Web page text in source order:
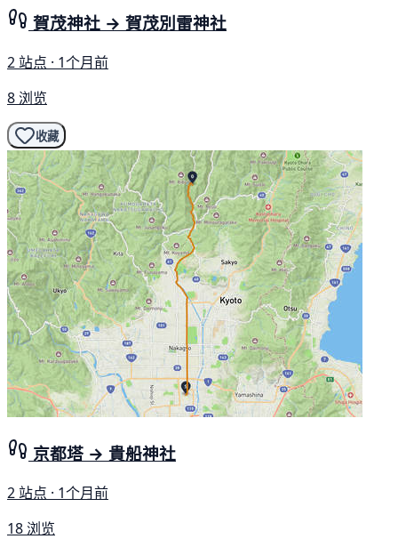
賀茂神社 → 賀茂別雷神社
2 站点 · 1个月前
8 浏览
收藏
京都塔 → 貴船神社
2 站点 · 1个月前
18 浏览